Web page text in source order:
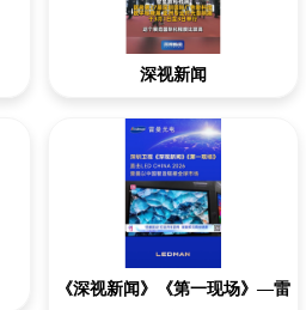
深视新闻
《深视新闻》《第一现场》—雷